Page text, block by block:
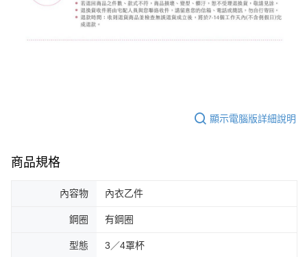
顯示電腦版詳細說明
商品規格
內容物 內衣乙件
鋼圈 有鋼圈
型態 3／4罩杯